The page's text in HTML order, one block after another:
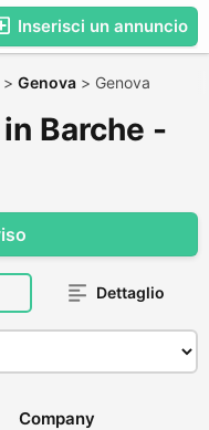
Inserisci un annuncio
> Genova > Genova
Barche -
Dettaglio
Company